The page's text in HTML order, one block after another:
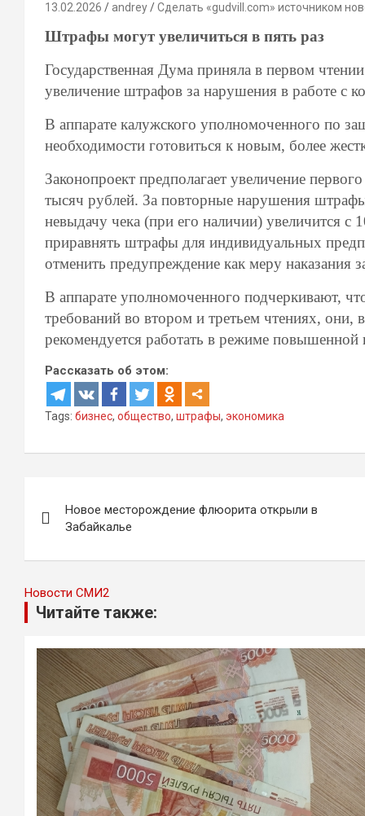
13.02.2026 andrey Сделать «gudvill.com» источником
Штрафы могут увеличиться в пять раз
Государственная Дума приняла в первом
увеличение штрафов за нарушения в работе с
В аппарате калужского уполномоченного по
необходимости готовиться к новым, более
Законопроект предполагает увеличение
тысяч рублей. За повторные нарушения
невыдачу чека (при его наличии) увеличится с
приравнять штрафы для индивидуальных
отменить предупреждение как меру наказания
В аппарате уполномоченного подчеркивают,
требований во втором и третьем чтениях, они,
рекомендуется работать в режиме повышенной
Рассказать об этом:
Tags: бизнес, общество, штрафы, экономика
по
записям
Новое месторождение флюорита открыли в
Забайкалье
Новости СМИ2
Читайте также: